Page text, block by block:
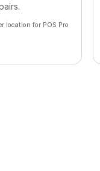
location for POS Pro